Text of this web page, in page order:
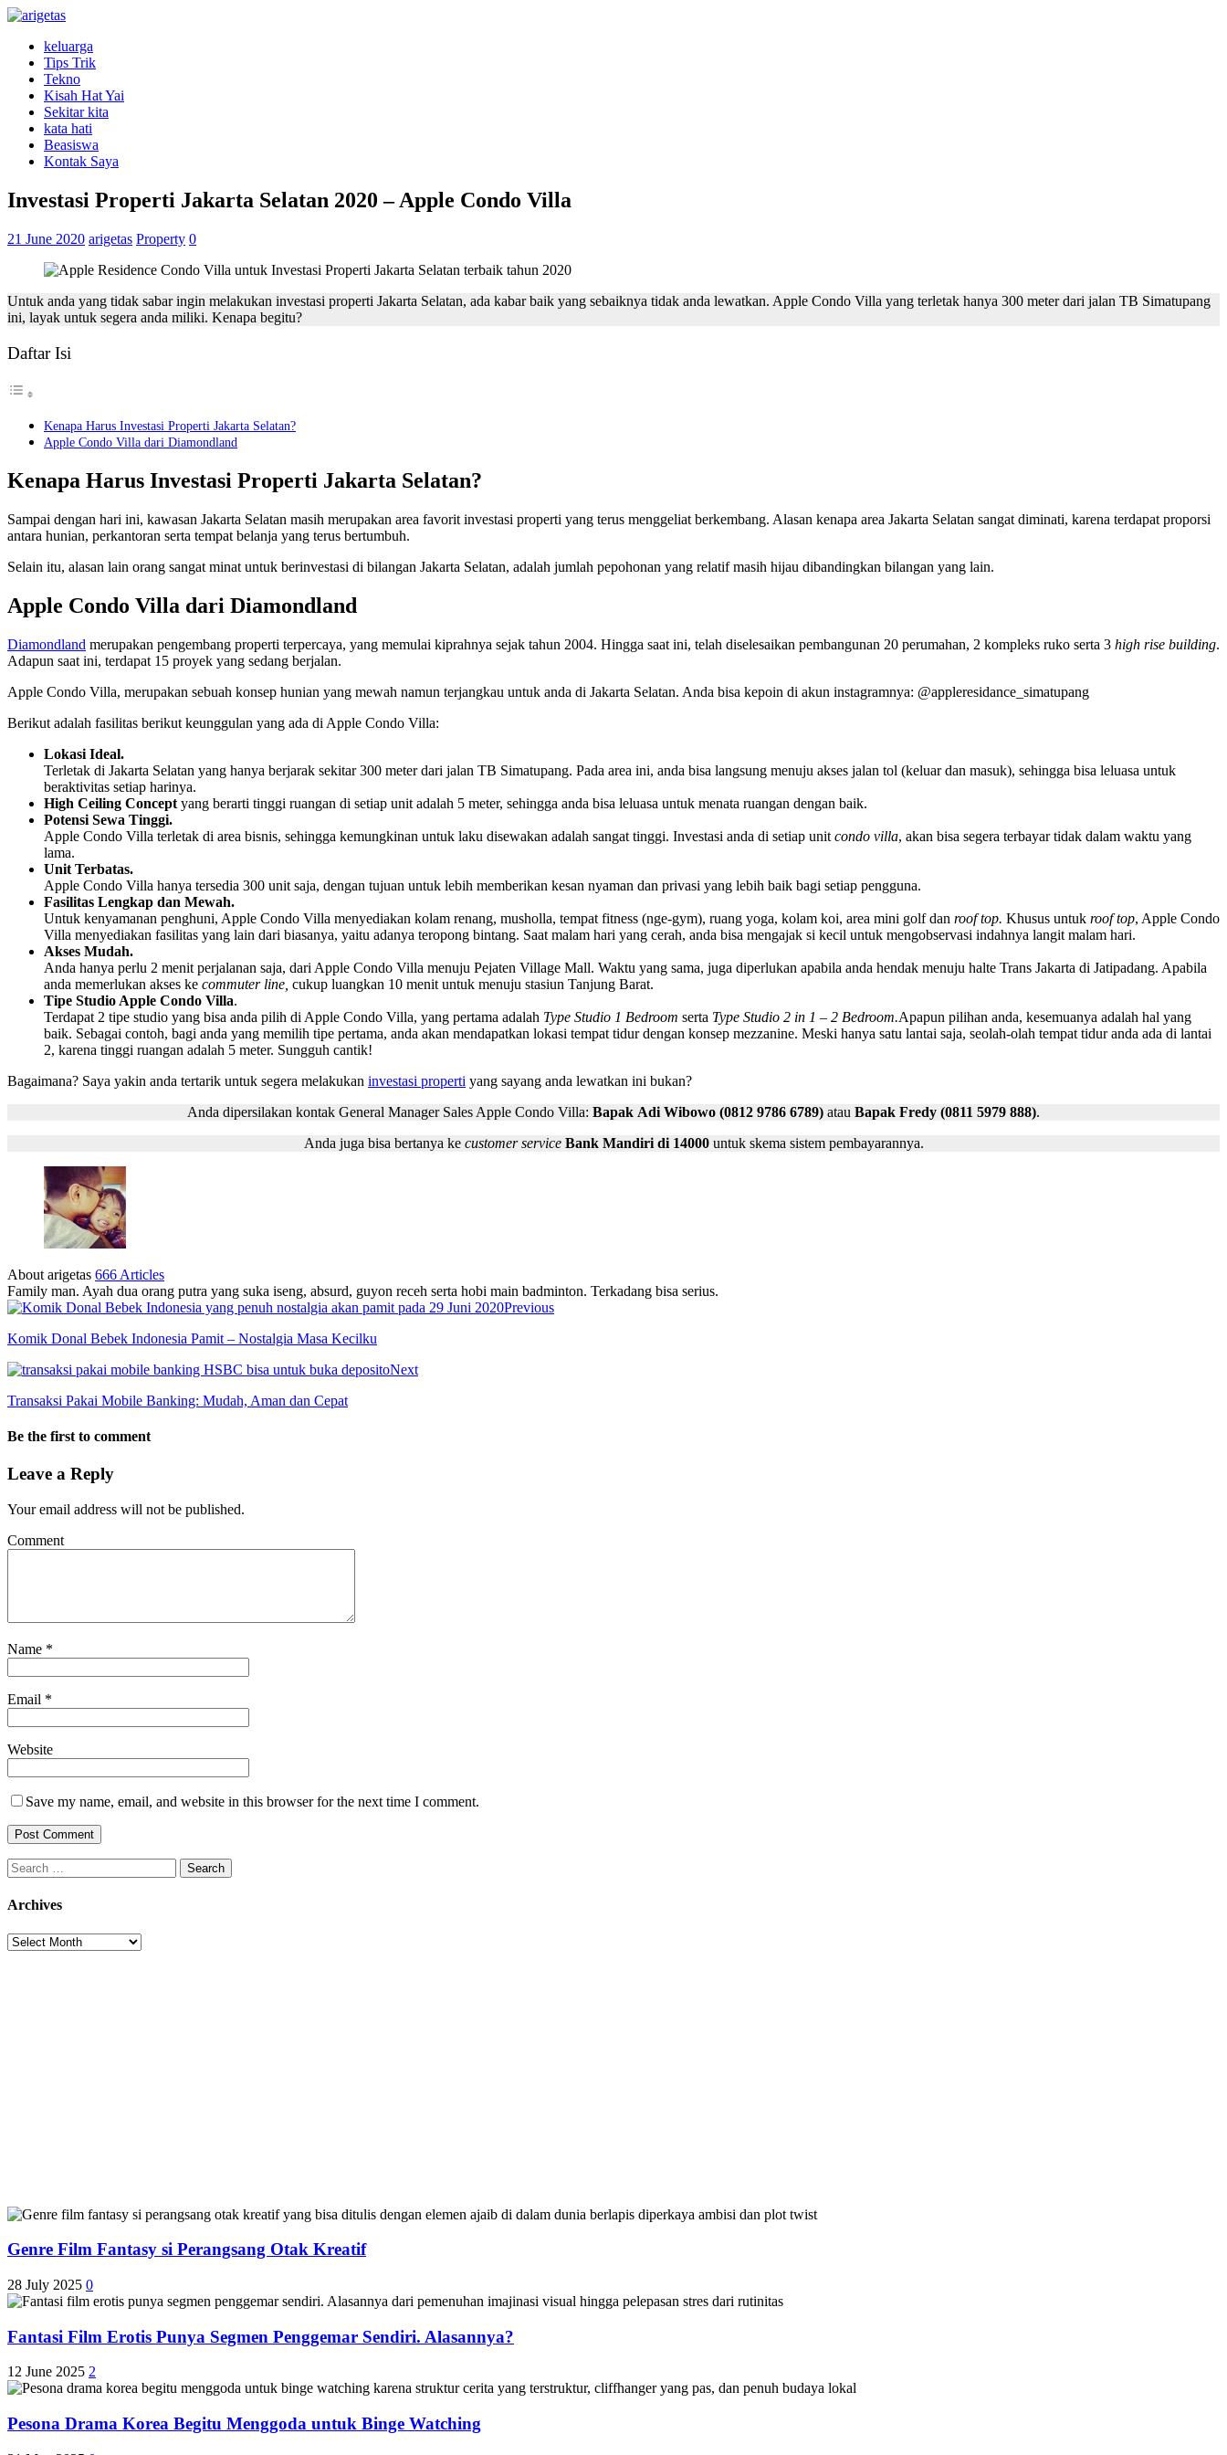
keluarga
Tips Trik
Tekno
Kisah Hat Yai
Sekitar kita
kata hati
Beasiswa
Kontak Saya
Investasi Properti Jakarta Selatan 2020 – Apple Condo Villa
21 June 2020 arigetas Property 0
Untuk anda yang tidak sabar ingin melakukan investasi properti Jakarta Selatan, ada kabar baik yang sebaiknya tidak anda lewatkan. Apple Condo Villa yang terletak hanya 300 meter dari jalan TB Simatupang
ini, layak untuk segera anda miliki. Kenapa begitu?
Daftar Isi
Kenapa Harus Investasi Properti Jakarta Selatan?
Apple Condo Villa dari Diamondland
Kenapa Harus Investasi Properti Jakarta Selatan?
Sampai dengan hari ini, kawasan Jakarta Selatan masih merupakan area favorit investasi properti yang terus menggeliat berkembang. Alasan kenapa area Jakarta Selatan sangat diminati, karena terdapat proporsi
antara hunian, perkantoran serta tempat belanja yang terus bertumbuh.
Selain itu, alasan lain orang sangat minat untuk berinvestasi di bilangan Jakarta Selatan, adalah jumlah pepohonan yang relatif masih hijau dibandingkan bilangan yang lain.
Apple Condo Villa dari Diamondland
Diamondland merupakan pengembang properti terpercaya, yang memulai kiprahnya sejak tahun 2004. Hingga saat ini, telah diselesaikan pembangunan 20 perumahan, 2 kompleks ruko serta 3 high rise building.
Adapun saat ini, terdapat 15 proyek yang sedang berjalan.
Apple Condo Villa, merupakan sebuah konsep hunian yang mewah namun terjangkau untuk anda di Jakarta Selatan. Anda bisa kepoin di akun instagramnya: @appleresidance_simatupang
Berikut adalah fasilitas berikut keunggulan yang ada di Apple Condo Villa:
Lokasi Ideal.
Terletak di Jakarta Selatan yang hanya berjarak sekitar 300 meter dari jalan TB Simatupang. Pada area ini, anda bisa langsung menuju akses jalan tol (keluar dan masuk), sehingga bisa leluasa untuk
beraktivitas setiap harinya.
High Ceiling Concept yang berarti tinggi ruangan di setiap unit adalah 5 meter, sehingga anda bisa leluasa untuk menata ruangan dengan baik.
Potensi Sewa Tinggi.
Apple Condo Villa terletak di area bisnis, sehingga kemungkinan untuk laku disewakan adalah sangat tinggi. Investasi anda di setiap unit condo villa, akan bisa segera terbayar tidak dalam waktu yang
lama.
Unit Terbatas.
Apple Condo Villa hanya tersedia 300 unit saja, dengan tujuan untuk lebih memberikan kesan nyaman dan privasi yang lebih baik bagi setiap pengguna.
Fasilitas Lengkap dan Mewah.
Untuk kenyamanan penghuni, Apple Condo Villa menyediakan kolam renang, musholla, tempat fitness (nge-gym), ruang yoga, kolam koi, area mini golf dan roof top. Khusus untuk roof top, Apple Condo
Villa menyediakan fasilitas yang lain dari biasanya, yaitu adanya teropong bintang. Saat malam hari yang cerah, anda bisa mengajak si kecil untuk mengobservasi indahnya langit malam hari.
Akses Mudah.
Anda hanya perlu 2 menit perjalanan saja, dari Apple Condo Villa menuju Pejaten Village Mall. Waktu yang sama, juga diperlukan apabila anda hendak menuju halte Trans Jakarta di Jatipadang. Apabila
anda memerlukan akses ke commuter line, cukup luangkan 10 menit untuk menuju stasiun Tanjung Barat.
Tipe Studio Apple Condo Villa.
Terdapat 2 tipe studio yang bisa anda pilih di Apple Condo Villa, yang pertama adalah Type Studio 1 Bedroom serta Type Studio 2 in 1 – 2 Bedroom.Apapun pilihan anda, kesemuanya adalah hal yang
baik. Sebagai contoh, bagi anda yang memilih tipe pertama, anda akan mendapatkan lokasi tempat tidur dengan konsep mezzanine. Meski hanya satu lantai saja, seolah-olah tempat tidur anda ada di lantai
2, karena tinggi ruangan adalah 5 meter. Sungguh cantik!
Bagaimana? Saya yakin anda tertarik untuk segera melakukan investasi properti yang sayang anda lewatkan ini bukan?
Anda dipersilakan kontak General Manager Sales Apple Condo Villa: Bapak Adi Wibowo (0812 9786 6789) atau Bapak Fredy (0811 5979 888).
Anda juga bisa bertanya ke customer service Bank Mandiri di 14000 untuk skema sistem pembayarannya.
About arigetas 666 Articles
Family man. Ayah dua orang putra yang suka iseng, absurd, guyon receh serta hobi main badminton. Terkadang bisa serius.
Previous
Komik Donal Bebek Indonesia Pamit – Nostalgia Masa Kecilku
Next
Transaksi Pakai Mobile Banking: Mudah, Aman dan Cepat
Be the first to comment
Leave a Reply
Your email address will not be published.
Comment
Name *
Email *
Website
Save my name, email, and website in this browser for the next time I comment.
Search
for:
Archives
Archives
Genre Film Fantasy si Perangsang Otak Kreatif
28 July 2025 0
Fantasi Film Erotis Punya Segmen Penggemar Sendiri. Alasannya?
12 June 2025 2
Pesona Drama Korea Begitu Menggoda untuk Binge Watching